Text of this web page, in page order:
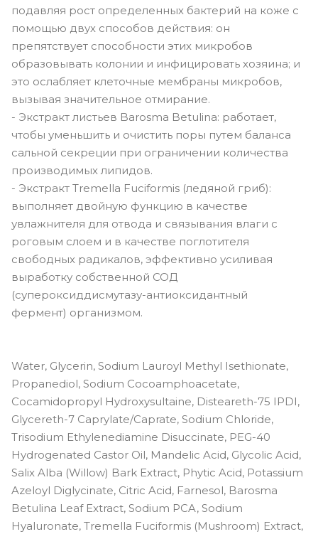
подавляя рост определенных бактерий на коже с
помощью двух способов действия: он
препятствует способности этих микробов
образовывать колонии и инфицировать хозяина; и
это ослабляет клеточные мембраны микробов,
вызывая значительное отмирание.
- Экстракт листьев Barosma Betulina: работает,
чтобы уменьшить и очистить поры путем баланса
сальной секреции при ограничении количества
производимых липидов.
- Экстракт Tremella Fuciformis (ледяной гриб):
выполняет двойную функцию в качестве
увлажнителя для отвода и связывания влаги с
роговым слоем и в качестве поглотителя
свободных радикалов, эффективно усиливая
выработку собственной СОД
(супероксиддисмутазу-антиоксидантный
фермент) организмом.
Water, Glycerin, Sodium Lauroyl Methyl Isethionate,
Propanediol, Sodium Cocoamphoacetate,
Cocamidopropyl Hydroxysultaine, Disteareth-75 IPDI,
Glycereth-7 Caprylate/Caprate, Sodium Chloride,
Trisodium Ethylenediamine Disuccinate, PEG-40
Hydrogenated Castor Oil, Mandelic Acid, Glycolic Acid,
Salix Alba (Willow) Bark Extract, Phytic Acid, Potassium
Azeloyl Diglycinate, Citric Acid, Farnesol, Barosma
Betulina Leaf Extract, Sodium PCA, Sodium
Hyaluronate, Tremella Fuciformis (Mushroom) Extract,